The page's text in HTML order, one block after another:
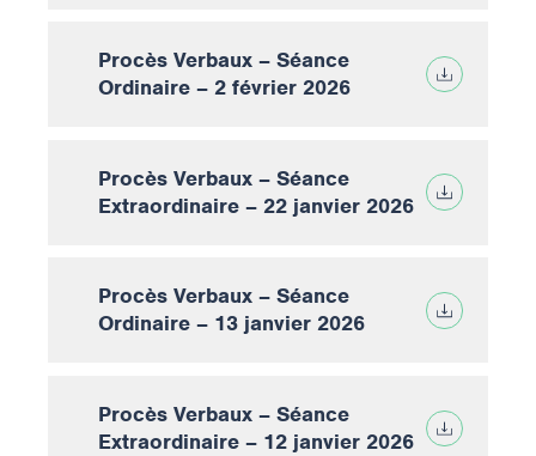
Procès Verbaux – Séance
Ordinaire – 2 février 2026
Procès Verbaux – Séance
Extraordinaire – 22 janvier 2026
Procès Verbaux – Séance
Ordinaire – 13 janvier 2026
Procès Verbaux – Séance
Extraordinaire – 12 janvier 2026